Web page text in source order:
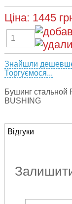
Ціна: 1445
Знайшли
Торгуємося...
Бушинг стальной
BUSHING
Відгуки
Залишити